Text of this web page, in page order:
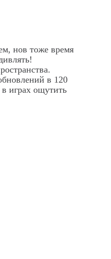
нов тоже время
в 120
играх ощутить